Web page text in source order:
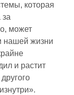
которая
за
может
нашей жизни
и растит